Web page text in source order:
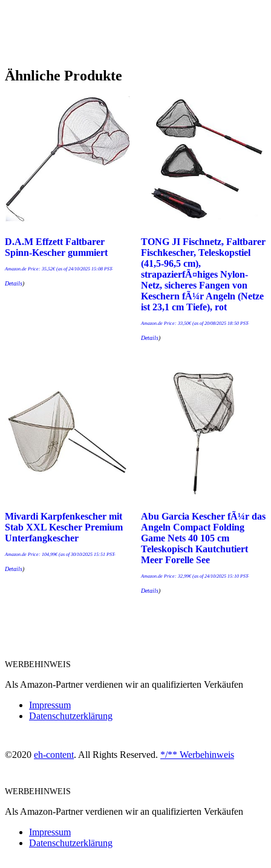
Ähnliche Produkte
D.A.M Effzett Faltbarer
Spinn-Kescher gummiert
Amazon.de Price: 35,52€(as of 24/10/2025 15:08 PST-
Details)
TONG JI Fischnetz, Faltbarer
Fischkescher, Teleskopstiel
(41,5-96,5 cm),
strapazierfÃ¤higes Nylon-
Netz, sicheres Fangen von
Keschern fÃ¼r Angeln (Netze
ist 23,1 cm Tiefe), rot
Amazon.de Price: 33,50€(as of 20/08/2025 18:50 PST-
Details)
Mivardi Karpfenkescher mit
Stab XXL Kescher Premium
Unterfangkescher
Amazon.de Price: 104,99€(as of 30/10/2025 15:51 PST-
Details)
Abu Garcia Kescher fÃ¼r das
Angeln Compact Folding
Game Nets 40 105 cm
Teleskopisch Kautchutiert
Meer Forelle See
Amazon.de Price: 32,99€(as of 24/10/2025 15:10 PST-
Details)
WERBEHINWEIS
Als Amazon-Partner verdienen wir an qualifizierten Verkäufen
Impressum
Datenschutzerklärung
©2020 eh-content. All Rights Reserved. */** Werbehinweis
WERBEHINWEIS
Als Amazon-Partner verdienen wir an qualifizierten Verkäufen
Impressum
Datenschutzerklärung